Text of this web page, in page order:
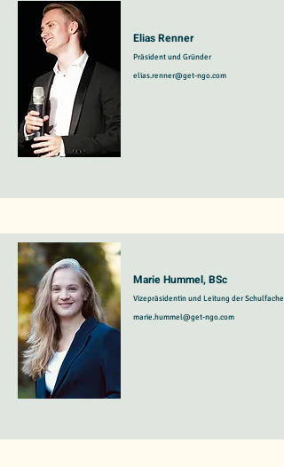
Elias Renner
Präsident und Gründer
elias.renner@get-ngo.com
Marie Hummel, BSc
Vizepräsidentin und Leitung der
marie.hummel@get-ngo.com